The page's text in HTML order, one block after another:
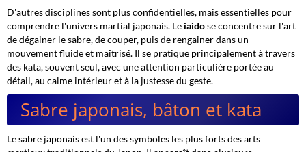
D'autres disciplines sont plus confidentielles, mais essentielles pour
comprendre l'univers martial japonais. Le iaidose concentre sur l'art
de dégainer le sabre, de couper, puis de rengainer dans un
mouvement fluide et maîtrisé. Il se pratique principalement à travers
des kata, souvent seul, avec une attention particulière portée au
détail, au calme intérieur et à la justesse du geste.
Sabre japonais, bâton et kata
Le sabre japonais est l'un des symboles les plus forts des arts